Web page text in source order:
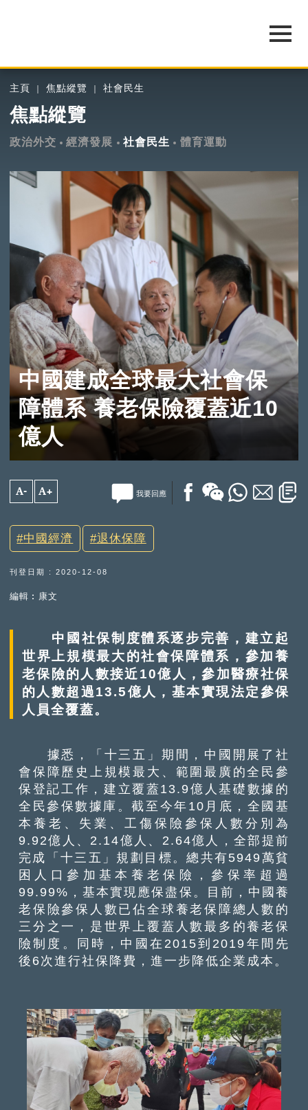
主頁 焦點縱覽 社會民生
焦點縱覽
政治外交 經濟發展 社會民生 體育運動
中國建成全球最大社會保
障體系 養老保險覆蓋近10
億人
A- A+ 我要回應
中國經濟 退休保障
刊登日期 : 2020-12-08
編輯︰康文
中國社保制度體系逐步完善，建立起
世界上規模最大的社會保障體系，參加養
老保險的人數接近10億人，參加醫療社保
的人數超過13.5億人，基本實現法定參保
人員全覆蓋。
據悉，「十三五」期間，中國開展了社
會保障歷史上規模最大、範圍最廣的全民參
保登記工作，建立覆蓋13.9億人基礎數據的
全民參保數據庫。截至今年10月底，全國基
本養老、失業、工傷保險參保人數分別為
9.92億人、2.14億人、2.64億人，全部提前
完成「十三五」規劃目標。總共有5949萬貧
困人口參加基本養老保險，參保率超過
99.99%，基本實現應保盡保。目前，中國養
老保險參保人數已佔全球養老保障總人數的
三分之一，是世界上覆蓋人數最多的養老保
險制度。同時，中國在2015到2019年間先
後6次進行社保降費，進一步降低企業成本。